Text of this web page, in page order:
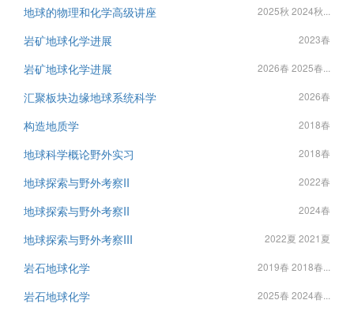
地球的物理和化学高级讲座 2025秋 2024秋...
岩矿地球化学进展 2023春
岩矿地球化学进展 2026春 2025春...
汇聚板块边缘地球系统科学 2026春
构造地质学 2018春
地球科学概论野外实习 2018春
地球探索与野外考察II 2022春
地球探索与野外考察II 2024春
地球探索与野外考察III 2022夏 2021夏
岩石地球化学 2019春 2018春...
岩石地球化学 2025春 2024春...